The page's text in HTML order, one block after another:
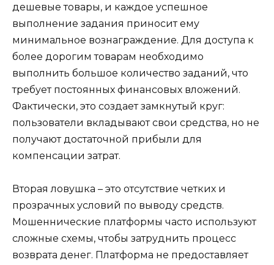
дешевые товары, и каждое успешное
выполнение задания приносит ему
минимальное вознаграждение. Для доступа к
более дорогим товарам необходимо
выполнить большое количество заданий, что
требует постоянных финансовых вложений.
Фактически, это создает замкнутый круг:
пользователи вкладывают свои средства, но не
получают достаточной прибыли для
компенсации затрат.
Вторая ловушка – это отсутствие четких и
прозрачных условий по выводу средств.
Мошеннические платформы часто используют
сложные схемы, чтобы затруднить процесс
возврата денег. Платформа не предоставляет